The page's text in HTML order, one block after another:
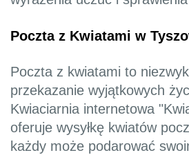
Poczta z Kwiatami w
Poczta z kwiatami to
przekazanie wyjątkowych
Kwiaciarnia internetowa
oferuje wysyłkę kwiatów
każdy może podarować